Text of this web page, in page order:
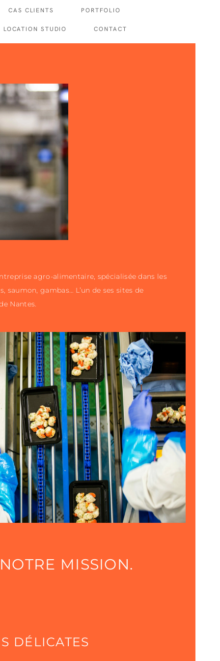
CAS CLIENTS PORTFOLIO
LOCATION STUDIO CONTACT
agro-alimentaire, spécialisée dans les
saumon, gambas… L’un de ses sites de
Nantes.
NOTRE MISSION.
DÉLICATES